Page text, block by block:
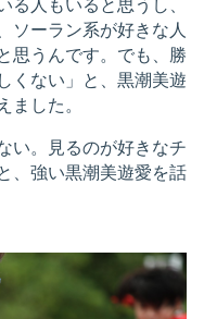
る人もいると思うし、
ソーラン系が好きな人
思うんです。でも、勝
くない」と、黒潮美遊
ました。
い。見るのが好きなチ
、強い黒潮美遊愛を話